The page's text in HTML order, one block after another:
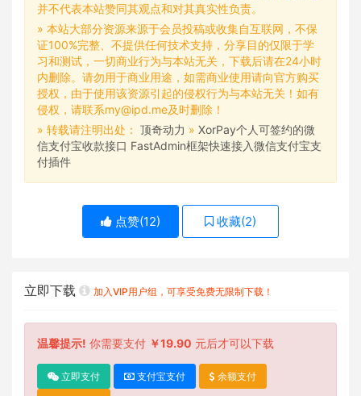
并不代表本站赞同其观点和对其真实性负责。
» 本站大部分资源来源于会员投稿或收集自互联网，不保
证100%完整、不提供任何技术支持，分享目的仅限于学
习和测试，一切商业行为与本站无关，下载后请在24小时
内删除。请勿用于商业用途，如需商业使用请向官方购买
授权，由于使用该资源引起的侵权行为与本站无关！如有
侵权，请联系my@ipd.me及时删除！
» 转载请注明出处： 顶奇动力 » XorPay个人可签约的微
信支付宝收款接口 FastAdmin框架快速接入微信支付宝支
付插件
点赞(12) 收藏(2)
立即下载 加入VIP用户组，可享受免费无限制下载！
温馨提示! 你需要支付 ￥19.90 元后才可以下载
立即支付 支付宝支付 余额支付